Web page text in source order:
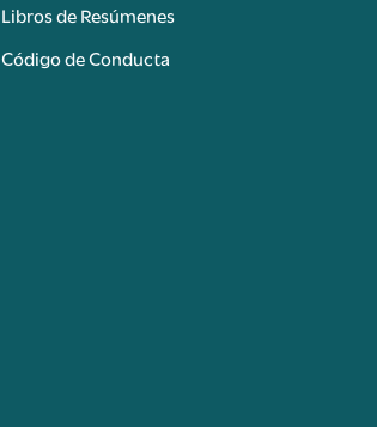
Libros de Resúmenes
Código de Conducta